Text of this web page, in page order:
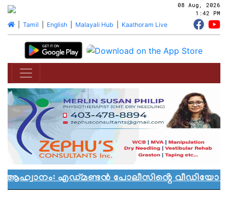
08 Aug, 2026
1:42 PM
| Tamil English| Malayali Hub Kaathoram Live
എഡ്മണ്ടൻ പോലീസിൻ്റെ വീഡിയോ